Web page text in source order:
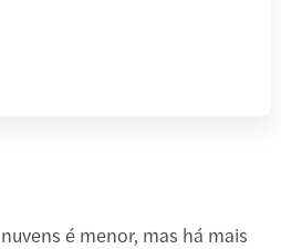
é menor, mas há mais